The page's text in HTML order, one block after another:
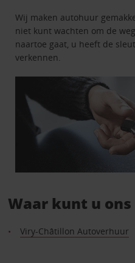
Wij maken autohuur
niet kunt wachten om de
naartoe gaat, u heeft de
verkennen.
Waar kunt u
Viry-Châtillon Autoverhuur